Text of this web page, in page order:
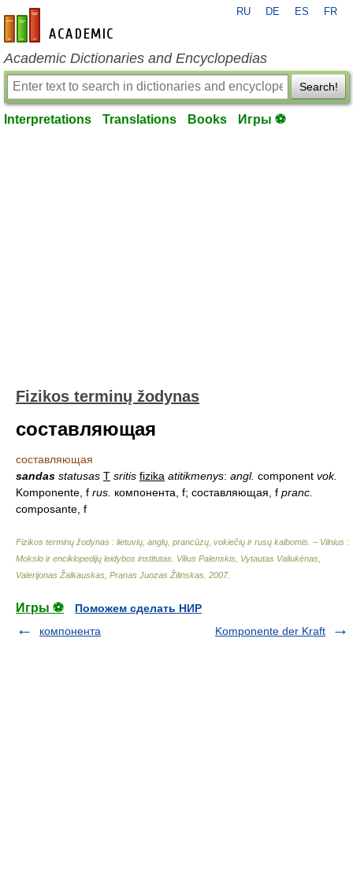
en-academic.com
RU DE ES FR
Academic Dictionaries and Encyclopedias
Search!
Interpretations Translations Books Игры ⚽
Fizikos terminų žodynas
составляющая
составляющая
sandas statusas T sritis fizika atitikmenys: angl. component vok.
Komponente, f rus. компонента, f; составляющая, f pranc.
composante, f
Fizikos terminų žodynas : lietuvių, anglų, prancūzų, vokiečių ir rusų kalbomis. – Vilnius :
Mokslo ir enciklopedijų leidybos institutas Vilius Palenskis, Vytautas Valiukėnas,
Valerijonas Žalkauskas, Pranas Juozas Žilinskas 2007.
Игры ⚽
Поможем сделать НИР
компонента
Komponente der Kraft